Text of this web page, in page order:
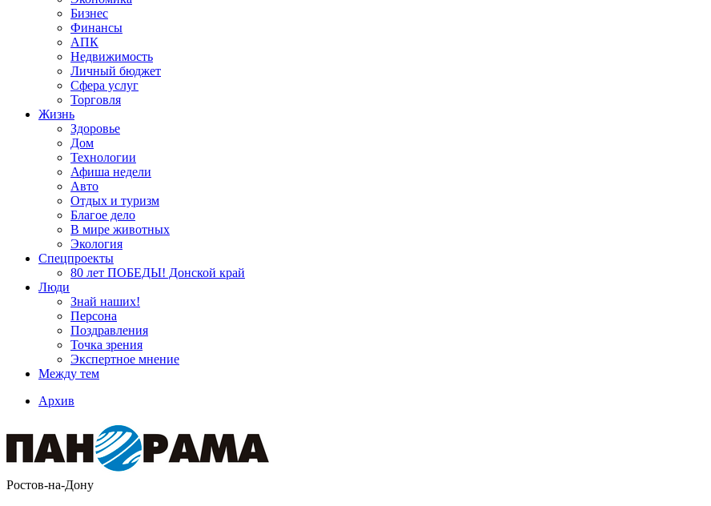
Бизнес
Финансы
АПК
Недвижимость
Личный бюджет
Сфера услуг
Торговля
Жизнь
Здоровье
Дом
Технологии
Афиша недели
Авто
Отдых и туризм
Благое дело
В мире животных
Экология
Спецпроекты
80 лет ПОБЕДЫ! Донской край
Люди
Знай наших!
Персона
Поздравления
Точка зрения
Экспертное мнение
Между тем
Архив
Ростов-на-Дону